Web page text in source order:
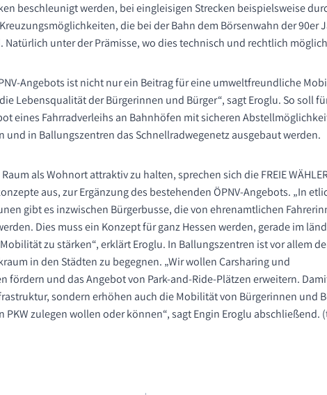
beschleunigt werden, bei eingleisigen Strecken beispielsweise
die bei der Bahn dem Börsenwahn der 90er
Natürlich unter der Prämisse, wo dies technisch und rechtlich
Angebots ist nicht nur ein Beitrag für eine umweltfreundliche
Lebensqualität der Bürgerinnen und Bürger“, sagt Eroglu. So soll
eines Fahrradverleihs an Bahnhöfen mit sicheren
und in Ballungszentren das Schnellradwegenetz ausgebaut werden.
als Wohnort attraktiv zu halten, sprechen sich die FREIE
aus, zur Ergänzung des bestehenden ÖPNV-Angebots. „In
gibt es inzwischen Bürgerbusse, die von ehrenamtlichen
Dies muss ein Konzept für ganz Hessen werden, gerade im
zu stärken“, erklärt Eroglu. In Ballungszentren ist vor allem
in den Städten zu begegnen. „Wir wollen Carsharing und
fördern und das Angebot von Park-and-Ride-Plätzen erweitern.
sondern erhöhen auch die Mobilität von Bürgerinnen und
PKW zulegen wollen oder können“, sagt Engin Eroglu abschließend.